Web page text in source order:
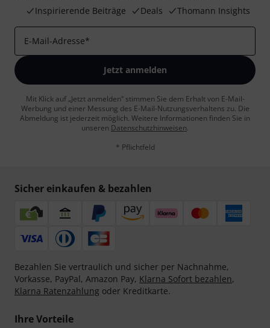
Inspirierende Beiträge
Deals Thomann Insights
E-Mail-Adresse*
Jetzt anmelden
Mit Klick auf „Jetzt anmelden“ stimmen Sie dem Erhalt von E-Mail-
Werbung und einer Messung des E-Mail-Nutzungsverhaltens zu. Die
Abmeldung ist jederzeit möglich. Weitere Informationen finden Sie in
unseren Datenschutzhinweisen.
* Pflichtfeld
Sicher einkaufen & bezahlen
Bezahlen Sie vertraulich und sicher per Nachnahme,
Vorkasse, PayPal, Amazon Pay, Klarna Sofort bezahlen,
Klarna Ratenzahlung oder Kreditkarte.
Ihre Vorteile